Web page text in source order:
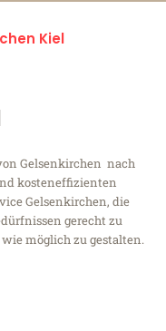
Kiel
Gelsenkirchen nach
kosteneffizienten
Gelsenkirchen, die
gerecht zu
möglich zu gestalten.